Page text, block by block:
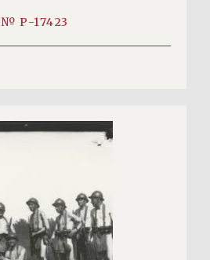
№ P-17423